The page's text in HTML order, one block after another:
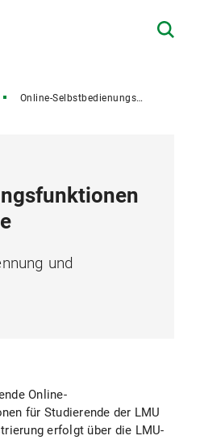
Online-Selbstbedienungsfunktionen für LMU-Studierende
und
Online-
für Studierende der LMU
erfolgt über die LMU-